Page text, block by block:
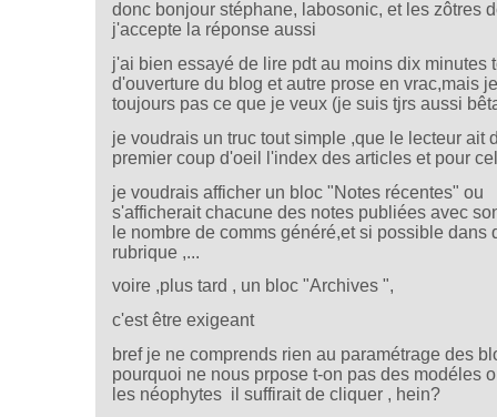
donc bonjour stéphane, labosonic, et les zôtres
j'accepte la réponse aussi
j'ai bien essayé de lire pdt au moins dix minutes
d'ouverture du blog et autre prose en vrac,mais
toujours pas ce que je veux (je suis tjrs aussi
je voudrais un truc tout simple ,que le lecteur ait
premier coup d'oeil l'index des articles et pour
je voudrais afficher un bloc "Notes récentes" ou
s'afficherait chacune des notes publiées avec
le nombre de comms généré,et si possible dans
rubrique ,...
voire ,plus tard , un bloc "Archives ",
c'est être exigeant
bref je ne comprends rien au paramétrage des
pourquoi ne nous prpose t-on pas des modéles
les néophytes il suffirait de cliquer , hein?